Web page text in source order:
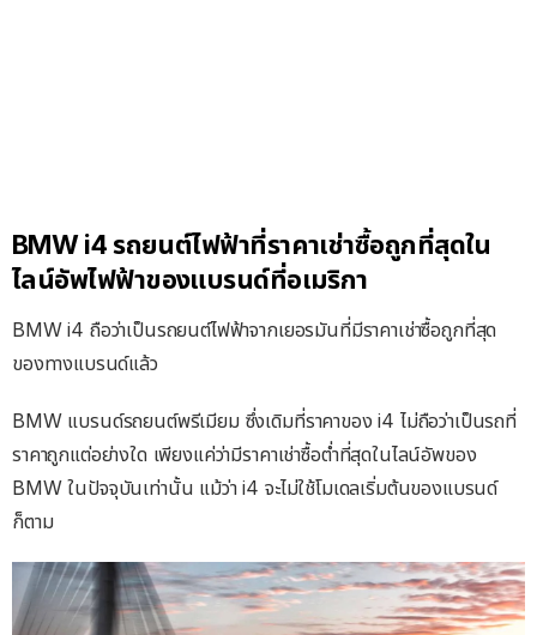
BMW i4 รถยนต์ไฟฟ้าที่ราคาเช่าซื้อถูกที่สุดใน
ไลน์อัพไฟฟ้าของแบรนด์ที่อเมริกา
BMW i4 ถือว่าเป็นรถยนต์ไฟฟ้าจากเยอรมันที่มีราคาเช่าซื้อถูกที่สุด
ของทางแบรนด์แล้ว
BMW แบรนด์รถยนต์พรีเมียม ซึ่งเดิมที่ราคาของ i4 ไม่ถือว่าเป็นรถที่
ราคาถูกแต่อย่างใด เพียงแค่ว่ามีราคาเช่าซื้อต่ำที่สุดในไลน์อัพของ
BMW ในปัจจุบันเท่านั้น แม้ว่า i4 จะไม่ใช้โมเดลเริ่มต้นของแบรนด์
ก็ตาม